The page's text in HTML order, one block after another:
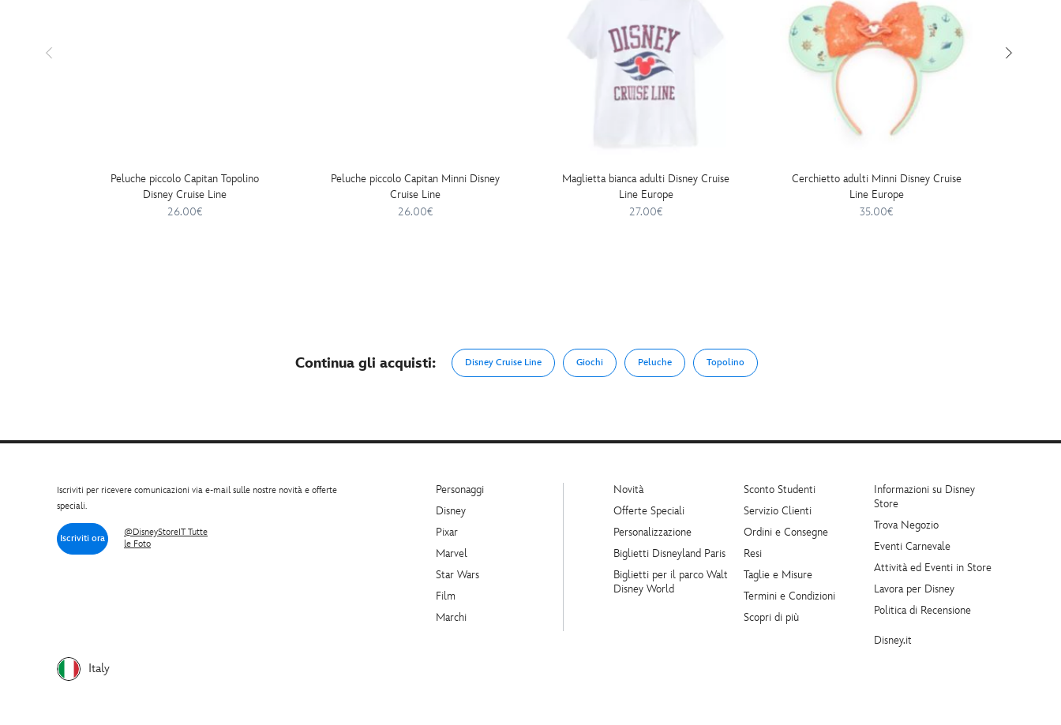
Peluche piccolo Capitan Topolino
Disney Cruise Line
26.00€
Peluche piccolo Capitan Minni Disney
Cruise Line
26.00€
Maglietta bianca adulti Disney Cruise
Line Europe
27.00€
Cerchietto adulti Minni Disney Cruise
Line Europe
35.00€
Continua gli acquisti: Disney Cruise Line Giochi Peluche Topolino
Iscriviti per ricevere comunicazioni via e-mail sulle nostre novità e offerte
speciali.
Iscriviti ora
@DisneyStoreIT Tutte
le Foto
Italy
Personaggi
Disney
Pixar
Marvel
Star Wars
Film
Marchi
Novità
Offerte Speciali
Personalizzazione
Biglietti Disneyland Paris
Biglietti per il parco Walt
Disney World
Sconto Studenti
Servizio Clienti
Ordini e Consegne
Resi
Taglie e Misure
Termini e Condizioni
Scopri di più
Informazioni su Disney
Store
Trova Negozio
Eventi Carnevale
Attività ed Eventi in Store
Lavora per Disney
Politica di Recensione
Disney.it